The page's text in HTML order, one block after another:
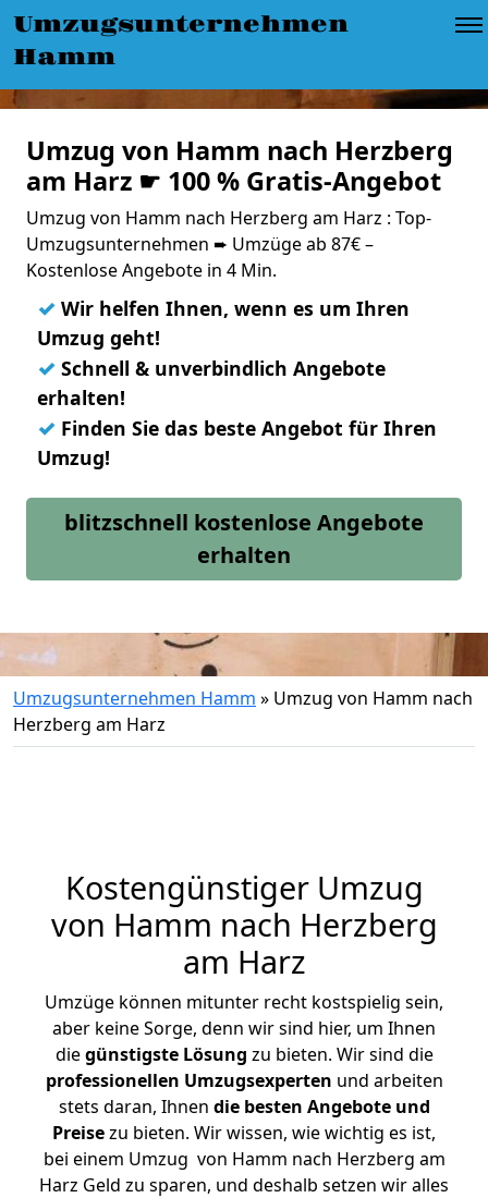
Umzugsunternehmen
Hamm
Umzug von Hamm nach Herzberg
am Harz ☛ 100 % Gratis-Angebot
Umzug von Hamm nach Herzberg am Harz : Top-
Umzugsunternehmen ➨ Umzüge ab 87€ –
Kostenlose Angebote in 4 Min.
✓ Wir helfen Ihnen, wenn es um Ihren
Umzug geht!
✓ Schnell & unverbindlich Angebote
erhalten!
✓ Finden Sie das beste Angebot für Ihren
Umzug!
blitzschnell kostenlose Angebote
erhalten
Umzugsunternehmen Hamm » Umzug von Hamm nach
Herzberg am Harz
Kostengünstiger Umzug
von Hamm nach Herzberg
am Harz
Umzüge können mitunter recht kostspielig sein,
aber keine Sorge, denn wir sind hier, um Ihnen
diegünstigste Lösung zu bieten. Wir sind die
professionellen Umzugsexperten und arbeiten
stets daran, Ihnen die besten Angebote und
Preisezu bieten. Wir wissen, wie wichtig es ist,
bei einem Umzug von Hamm nach Herzberg am
Harz Geld zu sparen, und deshalb setzen wir alles